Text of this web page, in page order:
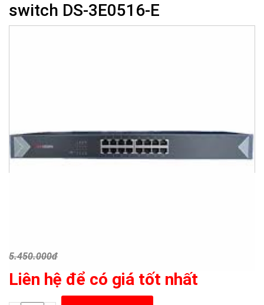
switch DS-3E0516-E
5.450.000đ
Liên hệ để có giá tốt nhất